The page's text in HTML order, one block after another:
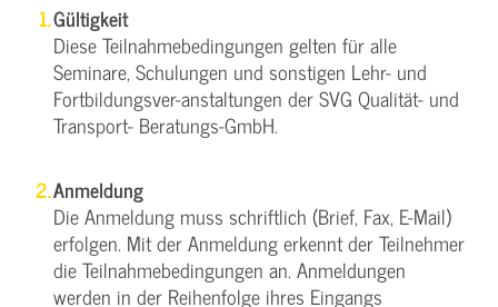
Gültigkeit
Diese Teilnahmebedingungen gelten für alle
Seminare, Schulungen und sonstigen Lehr- und
Fortbildungsver-anstaltungen der SVG Qualität- und
Transport- Beratungs-GmbH.
Anmeldung
Die Anmeldung muss schriftlich (Brief, Fax, E-Mail)
erfolgen. Mit der Anmeldung erkennt der Teilnehmer
die Teilnahmebedingungen an. Anmeldungen
werden in der Reihenfolge ihres Eingangs